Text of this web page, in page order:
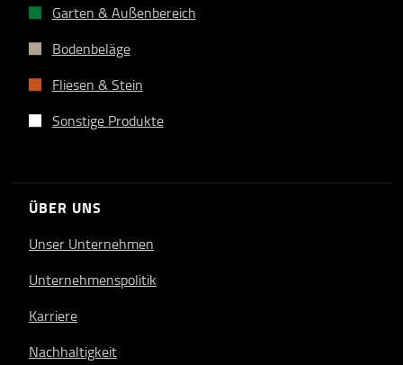
Garten & Außenbereich
Bodenbeläge
Fliesen & Stein
Sonstige Produkte
ÜBER UNS
Unser Unternehmen
Unternehmenspolitik
Karriere
Nachhaltigkeit